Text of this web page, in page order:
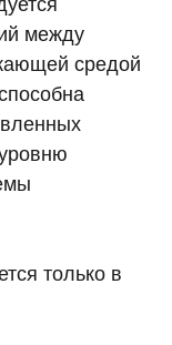
между
средой
только в